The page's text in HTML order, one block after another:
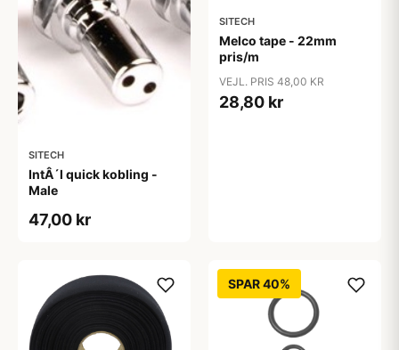
SITECH
IntÂ´l quick kobling -
Male
47,00 kr
SITECH
Melco tape - 22mm
pris/m
VEJL. PRIS 48,00 KR
28,80 kr
SPAR 40%